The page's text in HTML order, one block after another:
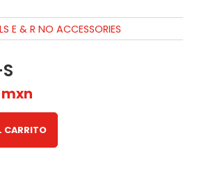
E & R NO ACCESSORIES
mxn
CARRITO